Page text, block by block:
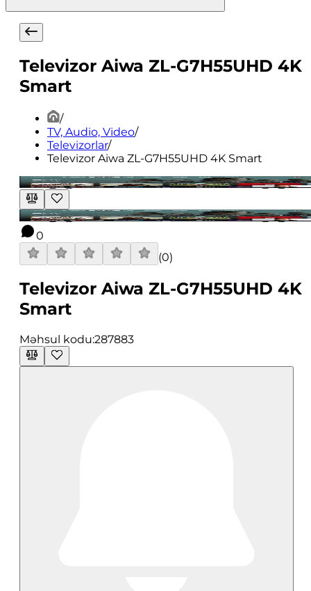
Televizor Aiwa ZL-G7H55UHD 4K
Smart
/
TV, Audio, Video/
Televizorlar/
Televizor Aiwa ZL-G7H55UHD 4K Smart
0
(0)
Televizor Aiwa ZL-G7H55UHD 4K
Smart
Məhsul kodu:287883